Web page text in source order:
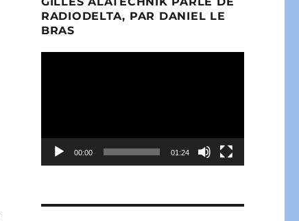
RADIODELTA, PAR DANIEL LE
BRAS
00:00 01:24